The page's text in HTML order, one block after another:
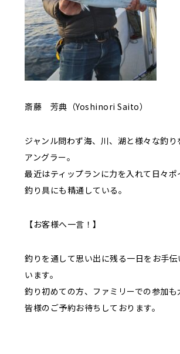
斎藤 芳典（Yoshinori Saito）
ジャンル問わず海、川、湖と様々な釣り
アングラー。
最近はティップランに力を入れて日々ポ
釣り具にも精通している。
【お客様へ一言！】
釣りを通して思い出に残る一日をお手
います。
釣り初めての方、ファミリーでの参加も
皆様のご予約お待ちしております。